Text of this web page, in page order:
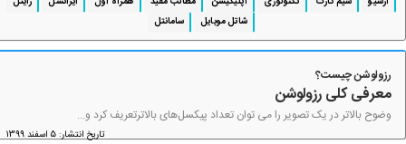
شاتل موبایل
سامانتل
رزولوشن چیست؟
معرفی کلی رزولوشن
وضوح بالاتر در یک تصویر را می توان تعداد پیکسل‌های بالاترتعریف کرد و...
تاریخ انتشار: 5 اسفند 1399